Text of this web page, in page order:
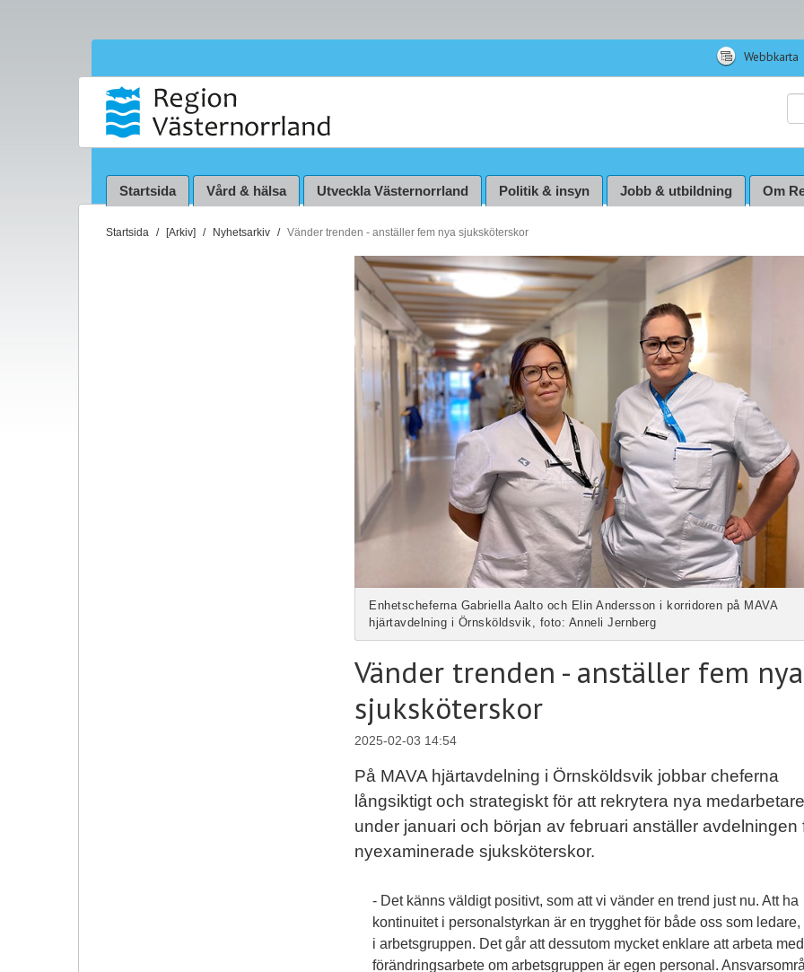
Webbkarta
Startsida Vård & hälsa Utveckla Västernorrland Politik & insyn Jobb & utbildning Om
D
Startsida [Arkiv] Nyhetsarkiv Vänder trenden - anställer fem nya sjuksköterskor
Enhetscheferna Gabriella Aalto och Elin Andersson i korridoren på MAVA
hjärtavdelning i Örnsköldsvik, foto: Anneli Jernberg
Vänder trenden - anställer fem nya
sjuksköterskor
2025-02-03 14:54
På MAVA hjärtavdelning i Örnsköldsvik jobbar cheferna
långsiktigt och strategiskt för att rekrytera nya
under januari och början av februari anställer avdelningen
nyexaminerade sjuksköterskor.
- Det känns väldigt positivt, som att vi vänder en trend just nu. Att ha
kontinuitet i personalstyrkan är en trygghet för både oss som ledare,
i arbetsgruppen. Det går att dessutom mycket enklare att arbeta med
förändringsarbete om arbetsgruppen är egen personal.